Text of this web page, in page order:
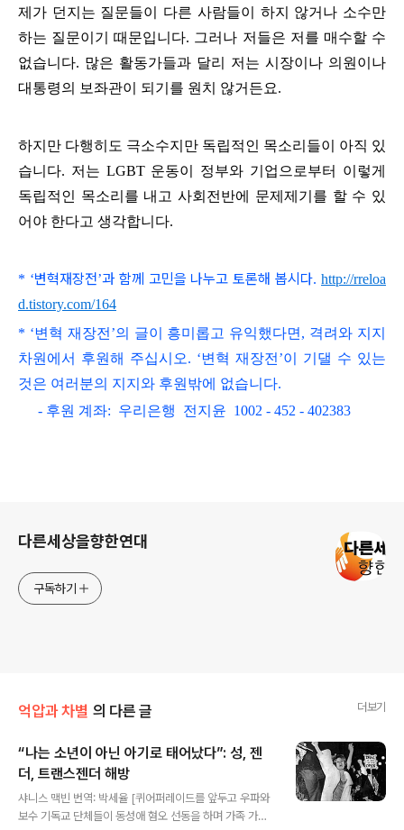
제가 던지는 질문들이 다른 사람들이 하지 않거나 소수만
하는 질문이기 때문입니다. 그러나 저들은 저를 매수할 수
없습니다. 많은 활동가들과 달리 저는 시장이나 의원이나
대통령의 보좌관이 되기를 원치 않거든요.
하지만 다행히도 극소수지만 독립적인 목소리들이 아직 있
습니다. 저는 LGBT 운동이 정부와 기업으로부터 이렇게
독립적인 목소리를 내고 사회전반에 문제제기를 할 수 있
어야 한다고 생각합니다.
* ‘변혁재장전’과 함께 고민을 나누고 토론해 봅시다.http://rreloa
d.tistory.com/164
* ‘변혁 재장전’의 글이 흥미롭고 유익했다면, 격려와 지지
차원에서 후원해 주십시오. ‘변혁 재장전’이 기댈 수 있는
것은 여러분의 지지와 후원밖에 없습니다.
- 후원 계좌: 우리은행 전지윤 1002 - 452 - 402383
다른세상을향한연대
구독하기
억압과 차별 의 다른 글 더보기
“나는 소년이 아닌 아기로 태어났다”: 성, 젠
더, 트랜스젠더 해방
샤니스 맥빈 번역: 박세율 [퀴어퍼레이드를 앞두고 우파와
보수 기독교 단체들이 동성애 혐오 선동을 하며 가족 가치